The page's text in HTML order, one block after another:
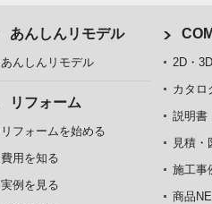
あんしんリモデル
あんしんリモデル
リフォーム
リフォームを始める
費用を知る
実例を見る
2D・
カタロ
説明書
見積・
施工事
商品